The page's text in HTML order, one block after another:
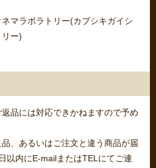
マラボラトリー(カブシキガイシ
ー)
品には対応できかねますので予め
、あるいはご注文と違う商品が届
以内にE-mailまたはTELにてご連